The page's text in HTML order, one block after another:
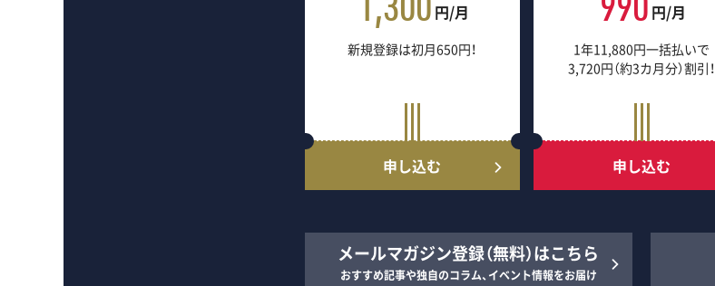
1,300 円/月
新規登録は初月650円！
申し込む
990 円/月
1年11,880円一括払いで
3,720円（約3カ月分）割引！
申し込む
メールマガジン登録（無料）はこちら
おすすめ記事や独自のコラム、イベント情報をお届け